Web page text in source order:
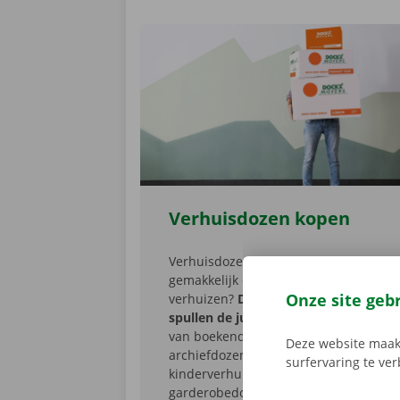
Verhuisdozen kopen
Verhuisdozen nodig om al je spullen
gemakkelijk en onbeschadigd te
verhuizen? Dockx heeft voor al je
spullen de juiste kartonnen doos
van boekendozen, serviesdozen en
archiefdozen tot vrolijke
kinderverhuisdozen en
garderobedozen. Maak je
Onze site
Deze website
surfervaring te